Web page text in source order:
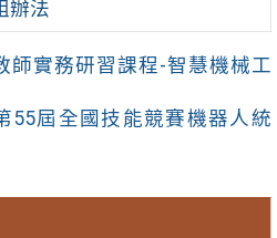
辦法
師實務研習課程-智慧機械工
55屆全國技能競賽機器人統